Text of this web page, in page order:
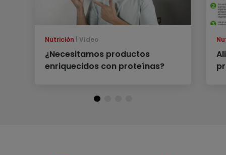
Nutrición Vídeo
¿Necesitamos productos
enriquecidos con proteínas?